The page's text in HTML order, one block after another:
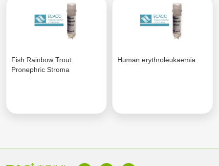
Fish Rainbow Trout
Pronephric Stroma
Human erythroleukaemia